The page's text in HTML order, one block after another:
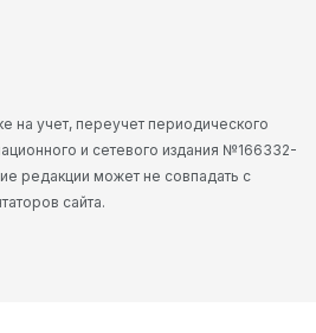
на учет, переучет периодического
и сетевого издания №166332-
редакции может не совпадать с
сайта.